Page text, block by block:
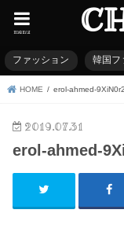
menu
ファッション 韓国フ
HOME erol-ahmed-
2019.07.31
erol-ahmed-